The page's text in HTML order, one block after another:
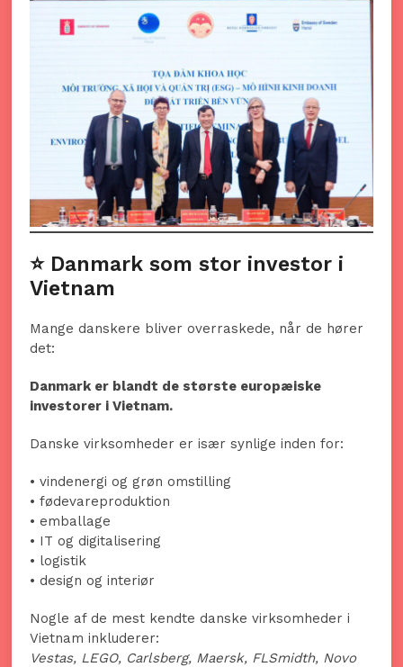
⭐ Danmark som stor investor i
Vietnam
Mange danskere bliver overraskede, når de hører
det:
Danmark er blandt de største europæiske
investorer i Vietnam.
Danske virksomheder er især synlige inden for:
• vindenergi og grøn omstilling
• fødevareproduktion
• emballage
• IT og digitalisering
• logistik
• design og interiør
Nogle af de mest kendte danske virksomheder i
Vietnam inkluderer:
Vestas, LEGO, Carlsberg, Maersk, FLSmidth, Novo